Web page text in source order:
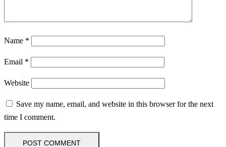
Name *
Email *
Website
Save my name, email, and website in this browser for the next
time I comment.